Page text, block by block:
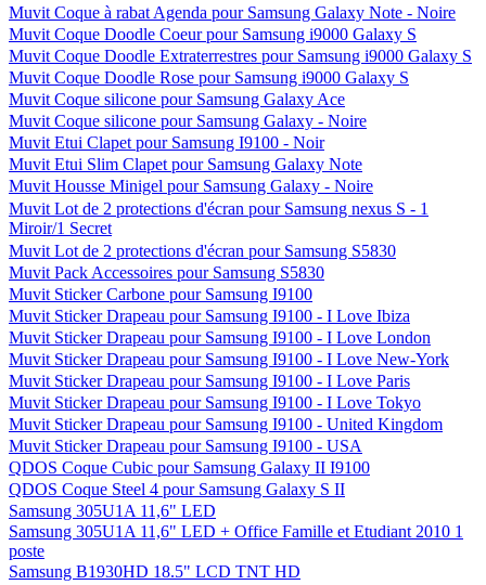
Muvit Coque à rabat Agenda pour Samsung Galaxy Note - Noire
Muvit Coque Doodle Coeur pour Samsung i9000 Galaxy S
Muvit Coque Doodle Extraterrestres pour Samsung i9000 Galaxy S
Muvit Coque Doodle Rose pour Samsung i9000 Galaxy S
Muvit Coque silicone pour Samsung Galaxy Ace
Muvit Coque silicone pour Samsung Galaxy - Noire
Muvit Etui Clapet pour Samsung I9100 - Noir
Muvit Etui Slim Clapet pour Samsung Galaxy Note
Muvit Housse Minigel pour Samsung Galaxy - Noire
Muvit Lot de 2 protections d'écran pour Samsung nexus S - 1
Miroir/1 Secret
Muvit Lot de 2 protections d'écran pour Samsung S5830
Muvit Pack Accessoires pour Samsung S5830
Muvit Sticker Carbone pour Samsung I9100
Muvit Sticker Drapeau pour Samsung I9100 - I Love Ibiza
Muvit Sticker Drapeau pour Samsung I9100 - I Love London
Muvit Sticker Drapeau pour Samsung I9100 - I Love New-York
Muvit Sticker Drapeau pour Samsung I9100 - I Love Paris
Muvit Sticker Drapeau pour Samsung I9100 - I Love Tokyo
Muvit Sticker Drapeau pour Samsung I9100 - United Kingdom
Muvit Sticker Drapeau pour Samsung I9100 - USA
QDOS Coque Cubic pour Samsung Galaxy II I9100
QDOS Coque Steel 4 pour Samsung Galaxy S II
Samsung 305U1A 11,6" LED
Samsung 305U1A 11,6" LED + Office Famille et Etudiant 2010 1
poste
Samsung B1930HD 18.5" LCD TNT HD